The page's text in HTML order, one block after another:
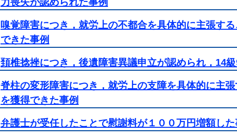
嗅覚障害につき，就労上の不都合を具体的に主張す
できた事例
頚椎捻挫につき，後遺障害異議申立が認められ，14
脊柱の変形障害につき，就労上の支障を具体的に主
を獲得できた事例
弁護士が受任したことで慰謝料が１００万円増額し